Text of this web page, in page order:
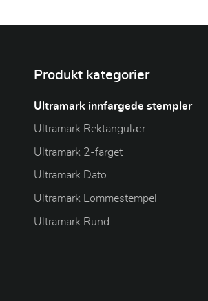
Produkt kategorier
Ultramark innfargede stempler
Ultramark Rektangulær
Ultramark 2-farget
Ultramark Dato
Ultramark Lommestempel
Ultramark Rund